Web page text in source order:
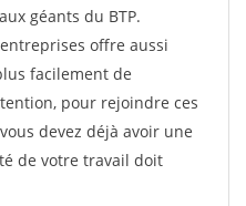
géants du BTP.
offre aussi
facilement de
pour rejoindre ces
devez déjà avoir une
de votre travail doit